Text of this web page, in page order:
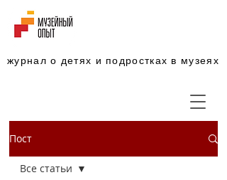
журнал о детях и подростках в музеях
Пост
Все статьи